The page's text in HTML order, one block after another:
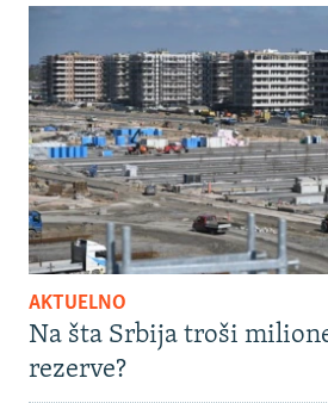
AKTUELNO
Na šta Srbija troši
rezerve?